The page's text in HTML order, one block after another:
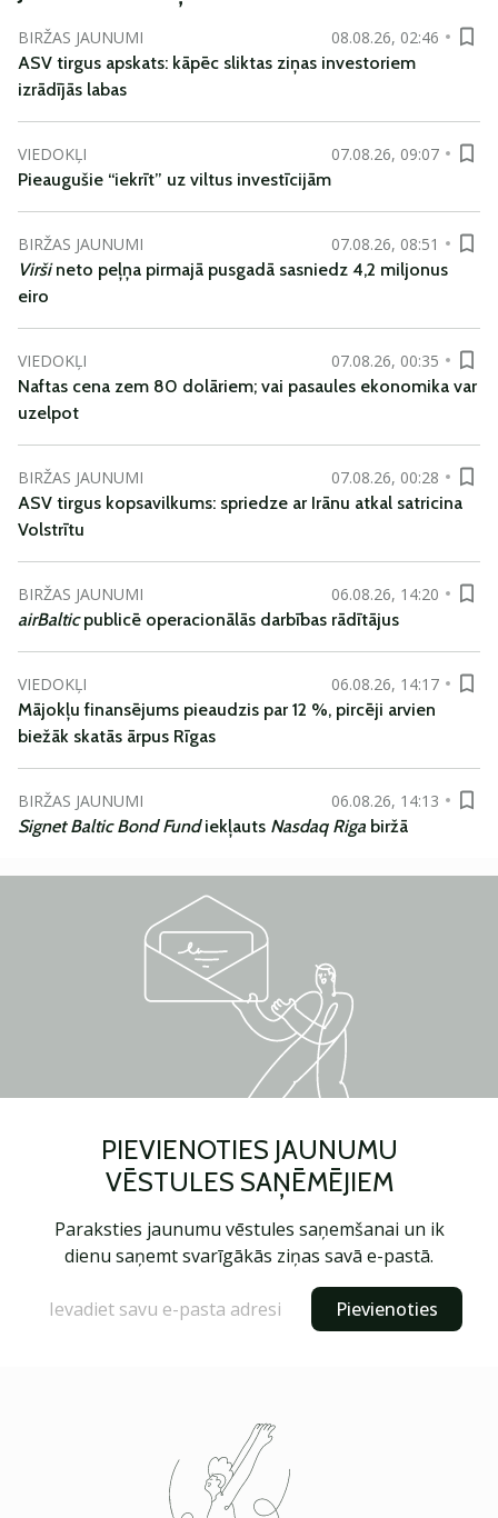
BIRŽAS JAUNUMI
08.08.26, 02:46
ASV tirgus apskats: kāpēc sliktas ziņas investoriem
izrādījās labas
VIEDOKĻI
07.08.26, 09:07
Pieaugušie “iekrīt” uz viltus investīcijām
BIRŽAS JAUNUMI
07.08.26, 08:51
Viršineto peļņa pirmajā pusgadā sasniedz 4,2 miljonus
eiro
VIEDOKĻI
07.08.26, 00:35
Naftas cena zem 80 dolāriem; vai pasaules ekonomika var
uzelpot
BIRŽAS JAUNUMI
07.08.26, 00:28
ASV tirgus kopsavilkums: spriedze ar Irānu atkal satricina
Volstrītu
BIRŽAS JAUNUMI
06.08.26, 14:20
airBalticpublicē operacionālās darbības rādītājus
VIEDOKĻI
06.08.26, 14:17
Mājokļu finansējums pieaudzis par 12 %, pircēji arvien
biežāk skatās ārpus Rīgas
BIRŽAS JAUNUMI
06.08.26, 14:13
Signet Baltic Bond Fundiekļauts Nasdaq Riga biržā
PIEVIENOTIES JAUNUMU
VĒSTULES SAŅĒMĒJIEM
Paraksties jaunumu vēstules saņemšanai un ik
dienu saņemt svarīgākās ziņas savā e-pastā.
Pievienoties